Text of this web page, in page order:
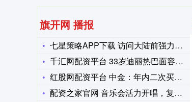
旗开网 播报
七星策略APP下载 访问大陆前强力反击民进党 郑丽文喊话赖清
千汇网配资平台 33岁迪丽热巴面容饱满，变得更美了，没有新疆
红股网配资平台 中金：年内二次买点或已到来
配资之家官网 音乐会活力开唱，复兴岛12万㎡滨水空间迎首秀
沪深300 4651.31 -6.85 -0.15%